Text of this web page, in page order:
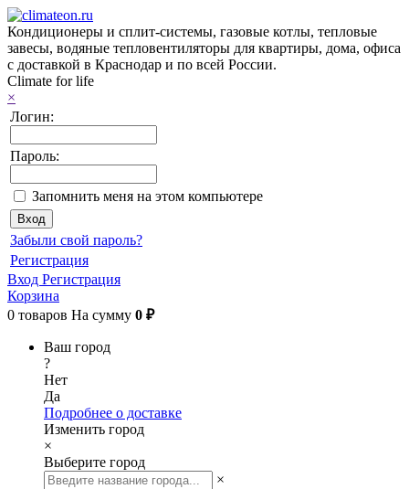
Кондиционеры и сплит-системы, газовые котлы, тепловые
завесы, водяные тепловентиляторы для квартиры, дома, офиса
с доставкой в Краснодар и по всей России.
Climate for life
×
Логин:
Пароль:
Запомнить меня на этом компьютере
Забыли свой пароль?
Регистрация
Вход Регистрация
Корзина
0 товаров На сумму 0 ₽
Ваш город
?
Нет
Да
Подробнее о доставке
Изменить город
×
Выберите город
×